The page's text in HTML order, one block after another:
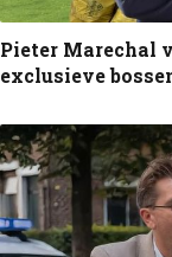
Pieter Marechal
exclusieve